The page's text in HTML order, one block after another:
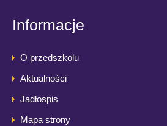
Informacje
O przedszkolu
Aktualności
Jadłospis
Mapa strony